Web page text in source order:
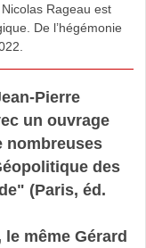
Rageau est
De l’hégémonie
Pierre
un ouvrage
nombreuses
des
(Paris, éd.
même Gérard